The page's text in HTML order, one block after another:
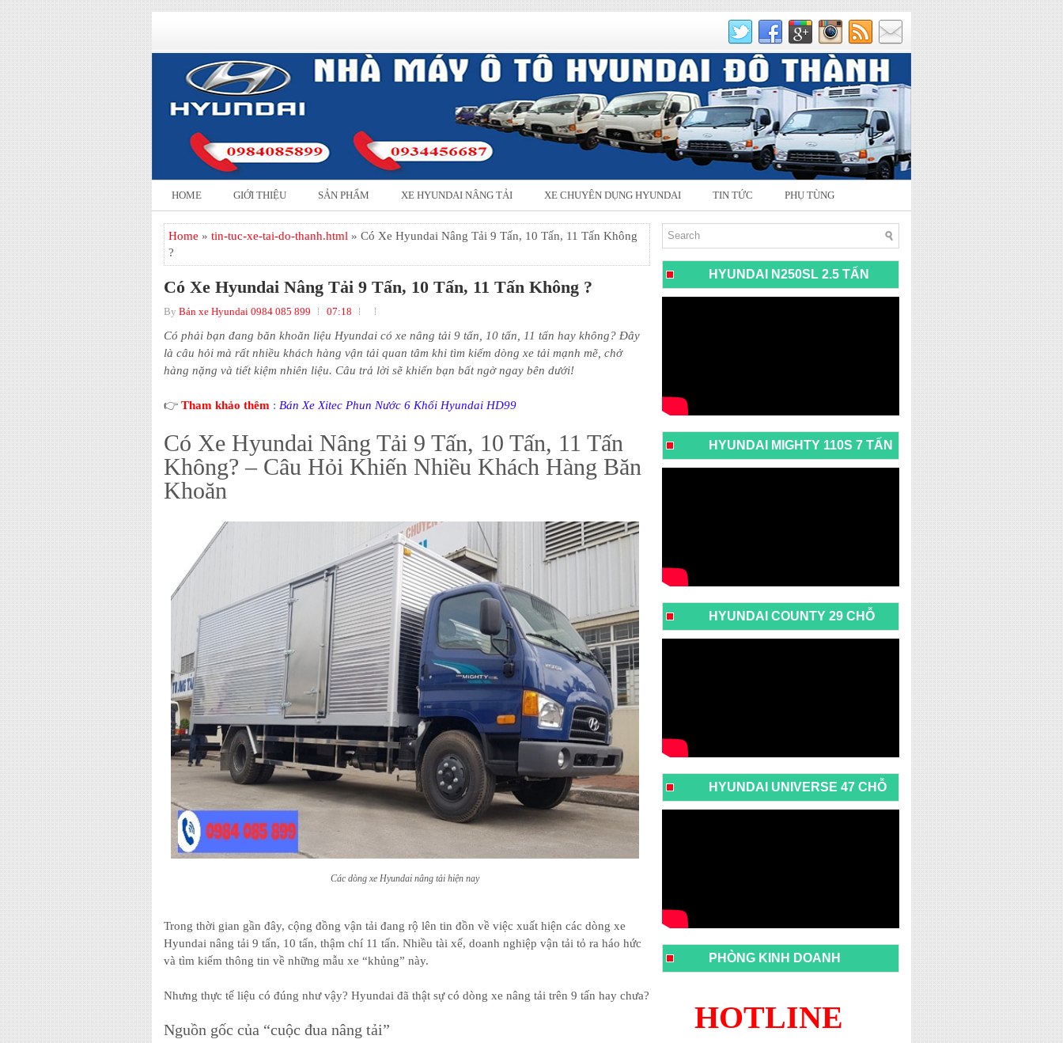
HOME GIỚI THIỆU SẢN PHẨM XE HYUNDAI NÂNG TẢI XE CHUYÊN DỤNG HYUNDAI TIN TỨC PHỤ TÙNG
Home » tin-tuc-xe-tai-do-thanh.html » Có Xe Hyundai Nâng Tải 9 Tấn, 10 Tấn, 11 Tấn Không
?
Có Xe Hyundai Nâng Tải 9 Tấn, 10 Tấn, 11 Tấn Không ?
By Bán xe Hyundai 0984 085 899 07:18
Có phải bạn đang băn khoăn liệu Hyundai có xe nâng tải 9 tấn, 10 tấn, 11 tấn hay không? Đây
là câu hỏi mà rất nhiều khách hàng vận tải quan tâm khi tìm kiếm dòng xe tải mạnh mẽ, chở
hàng nặng và tiết kiệm nhiên liệu. Câu trả lời sẽ khiến bạn bất ngờ ngay bên dưới!
👉 Tham khảo thêm : Bán Xe Xitec Phun Nước 6 Khối Hyundai HD99
Có Xe Hyundai Nâng Tải 9 Tấn, 10 Tấn, 11 Tấn
Không? – Câu Hỏi Khiến Nhiều Khách Hàng Băn
Khoăn
Các dòng xe Hyundai nâng tải hiện nay
Trong thời gian gần đây, cộng đồng vận tải đang rộ lên tin đồn về việc xuất hiện các dòng xe
Hyundai nâng tải 9 tấn, 10 tấn, thậm chí 11 tấn. Nhiều tài xế, doanh nghiệp vận tải tỏ ra háo hức
và tìm kiếm thông tin về những mẫu xe “khủng” này.
Nhưng thực tế liệu có đúng như vậy? Hyundai đã thật sự có dòng xe nâng tải trên 9 tấn hay chưa?
Nguồn gốc của “cuộc đua nâng tải”
HYUNDAI N250SL 2.5 TẤN
HYUNDAI MIGHTY 110S 7 TẤN
HYUNDAI COUNTY 29 CHỖ
HYUNDAI UNIVERSE 47 CHỖ
PHÒNG KINH DOANH
HOTLINE